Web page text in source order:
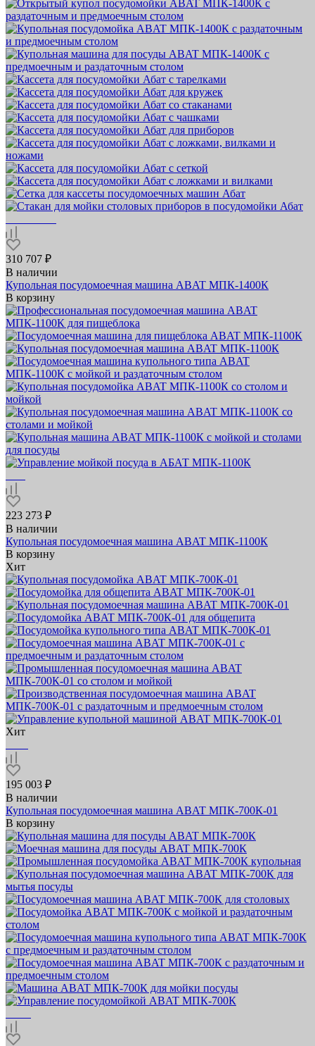
310 707 ₽
В наличии
Купольная посудомоечная машина ABAT МПК‑1400К
В корзину
223 273 ₽
В наличии
Купольная посудомоечная машина ABAT МПК‑1100К
В корзину
Хит
Хит
195 003 ₽
В наличии
Купольная посудомоечная машина ABAT МПК‑700К‑01
В корзину